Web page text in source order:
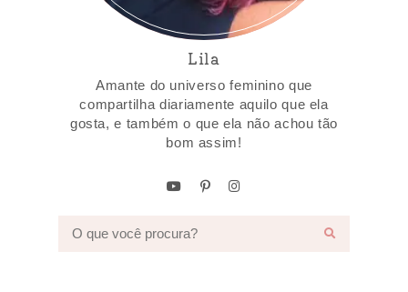
Lila
Amante do universo feminino que
compartilha diariamente aquilo que ela
gosta, e também o que ela não achou tão
bom assim!